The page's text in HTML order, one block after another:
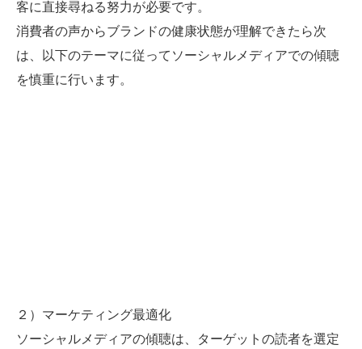
客に直接尋ねる努力が必要です。
消費者の声からブランドの健康状態が理解できたら次
は、以下のテーマに従ってソーシャルメディアでの傾聴
を慎重に行います。
２）マーケティング最適化
ソーシャルメディアの傾聴は、ターゲットの読者を選定